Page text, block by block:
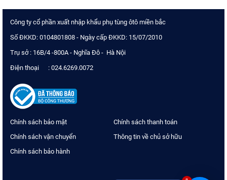
Công ty cổ phần xuất nhập khẩu phụ tùng ôtô miền bắc
Số ĐKKD: 0104801808 - Ngày cấp ĐKKD: 15/07/2010
Trụ sở : 16B/4 -800A - Nghĩa Đô - Hà Nội
Điện thoại : 024.6269.0072
Chính sách bảo mật
Chính sách thanh toán
Chính sách vận chuyển
Thông tin về chủ sở hữu
Chính sách bảo hành